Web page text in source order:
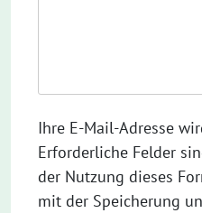
Ihre E-Mail-Adresse
Erforderliche Felder
der Nutzung dieses
mit der Speicherung